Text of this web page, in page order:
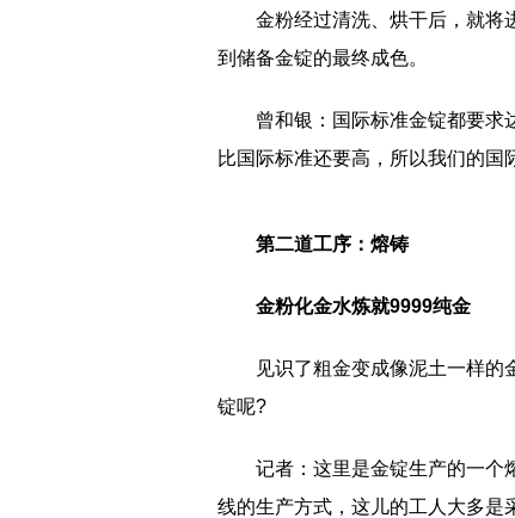
金粉经过清洗、烘干后，就将
到储备金锭的最终成色。
曾和银：国际标准金锭都要求
比国际标准还要高，所以我们的国
第二道工序：熔铸
金粉化金水炼就9999纯金
见识了粗金变成像泥土一样
锭呢?
记者：这里是金锭生产的一个
线的生产方式，这儿的工人大多是